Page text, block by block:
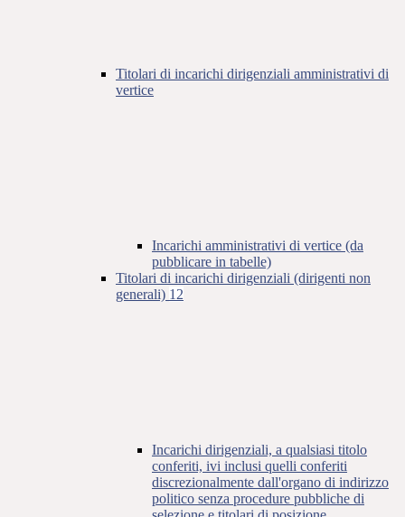
Titolari di incarichi dirigenziali amministrativi di
vertice
Incarichi amministrativi di vertice (da
pubblicare in tabelle)
Titolari di incarichi dirigenziali (dirigenti non
generali) 12
Incarichi dirigenziali, a qualsiasi titolo
conferiti, ivi inclusi quelli conferiti
discrezionalmente dall'organo di indirizzo
politico senza procedure pubbliche di